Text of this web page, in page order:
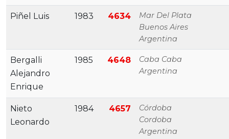
Piñel Luis 1983 4634
Mar Del Plata
Buenos Aires
Argentina
Bergalli
Alejandro
Enrique
1985 4648
Caba Caba
Argentina
Nieto
Leonardo
1984 4657
Córdoba
Cordoba
Argentina